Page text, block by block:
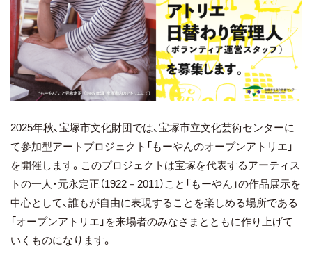
2025年秋、宝塚市文化財団では、宝塚市立文化芸術センターに
て参加型アートプロジェクト「もーやんのオープンアトリエ」
を開催します。このプロジェクトは宝塚を代表するアーティス
トの一人・元永定正（1922－2011）こと「もーやん」の作品展示を
中心として、誰もが自由に表現することを楽しめる場所である
「オープンアトリエ」を来場者のみなさまとともに作り上げて
いくものになります。